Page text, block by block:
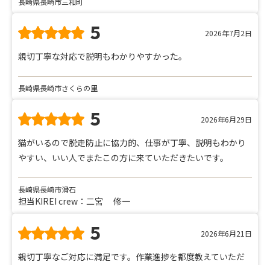
5 2026年7月2日
親切丁寧な対応で説明もわかりやすかった。
長崎県長崎市さくらの里
5 2026年6月29日
猫がいるので脱走防止に協力的、仕事が丁寧、説明もわかり
やすい、いい人でまたこの方に来ていただきたいです。
長崎県長崎市滑石
担当KIREI crew：二宮 修一
5 2026年6月21日
親切丁寧なご対応に満足です。作業進捗を都度教えていただ